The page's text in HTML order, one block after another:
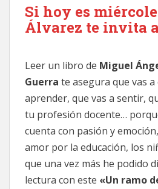
(TWITTER)
Si hoy es
Álvarez te invita
Leer un libro de Miguel
Guerra te asegura que vas
aprender, que vas a sentir,
tu profesión docente…
cuenta con pasión y
amor por la educación, los
que una vez más he podido
lectura con este «Un ramo